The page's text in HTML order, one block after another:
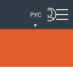
РУС